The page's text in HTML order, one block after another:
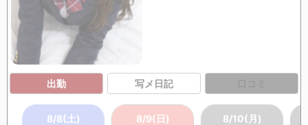
出勤 写メ日記
8/8(土) 8/9(日) 8/10(月)